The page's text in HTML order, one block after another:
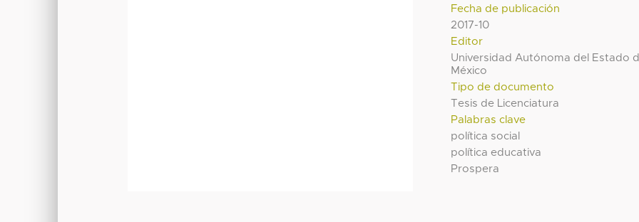
Fecha de publicación
2017-10
Editor
Universidad Autónoma del Estado
México
Tipo de documento
Tesis de Licenciatura
Palabras clave
política social
política educativa
Prospera